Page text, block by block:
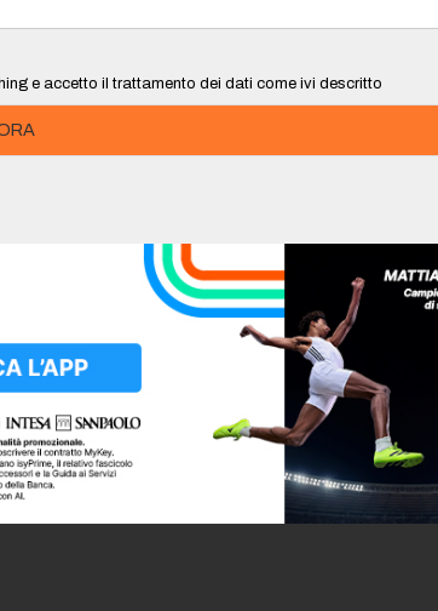
e accetto il trattamento dei dati come ivi descritto